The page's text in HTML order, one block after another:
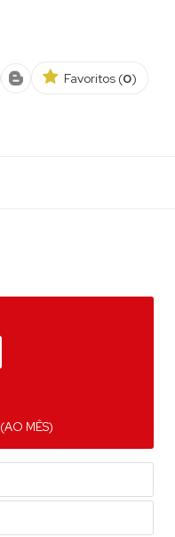
Favoritos (0)
(AO MÊS)